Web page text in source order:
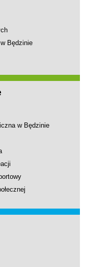
Będzinie
w Będzinie